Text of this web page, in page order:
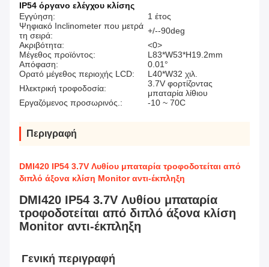
IP54 όργανο ελέγχου κλίσης
Εγγύηση:
1 έτος
Ψηφιακό Inclinometer που μετρά
τη σειρά:
+/--90deg
Ακριβότητα:
<0>
Μέγεθος προϊόντος:
L83*W53*H19.2mm
Απόφαση:
0.01°
Ορατό μέγεθος περιοχής LCD:
L40*W32 χιλ.
Ηλεκτρική τροφοδοσία:
3.7V φορτίζοντας
μπαταρία λίθιου
Εργαζόμενος προσωρινός.:
-10 ~ 70C
Περιγραφή
DMI420 IP54 3.7V Λυθίου μπαταρία τροφοδοτείται από
διπλό άξονα κλίση Monitor αντι-έκπληξη
DMI420 IP54 3.7V Λυθίου μπαταρία
τροφοδοτείται από διπλό άξονα κλίση
Monitor αντι-έκπληξη
Γενική περιγραφή